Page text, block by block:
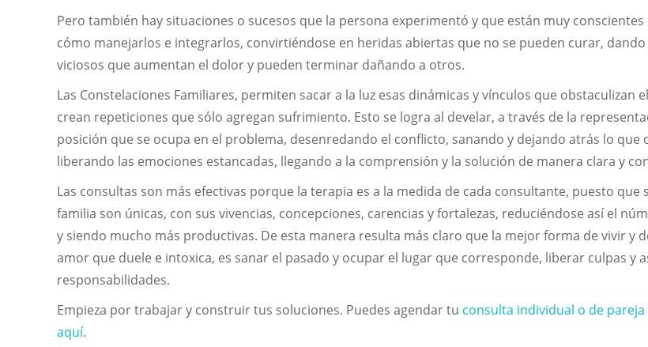
Pero también hay situaciones o sucesos que la persona experimentó y que están muy conscientes
cómo manejarlos e integrarlos, convirtiéndose en heridas abiertas que no se pueden curar,
viciosos que aumentan el dolor y pueden terminar dañando a otros.
Las Constelaciones Familiares, permiten sacar a la luz esas dinámicas y vínculos que obstaculizan
crean repeticiones que sólo agregan sufrimiento. Esto se logra al develar, a través de la
posición que se ocupa en el problema, desenredando el conflicto, sanando y dejando atrás lo que
liberando las emociones estancadas, llegando a la comprensión y la solución de manera clara y
Las consultas son más efectivas porque la terapia es a la medida de cada consultante, puesto que
familia son únicas, con sus vivencias, concepciones, carencias y fortalezas, reduciéndose así el
y siendo mucho más productivas. De esta manera resulta más claro que la mejor forma de vivir y
amor que duele e intoxica, es sanar el pasado y ocupar el lugar que corresponde, liberar culpas y
responsabilidades.
Empieza por trabajar y construir tus soluciones. Puedes agendar tu consulta individual o de pareja
aquí.